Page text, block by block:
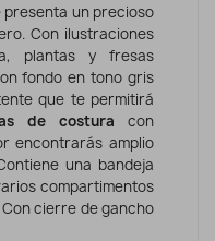
presenta un precioso
Con ilustraciones
plantas y fresas
fondo en tono gris
que te permitirá
de costura con
encontrarás amplio
una bandeja
compartimentos
cierre de gancho